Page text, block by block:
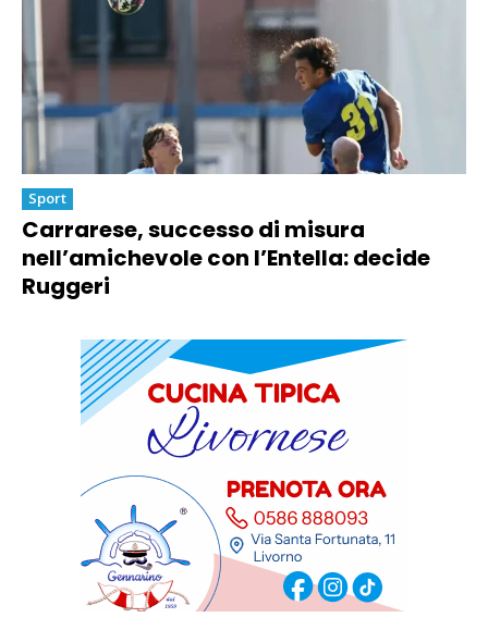
Sport
Carrarese, successo di misura
nell’amichevole con l’Entella: decide
Ruggeri